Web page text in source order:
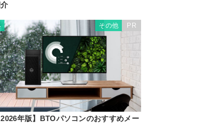
その他 PR
年版】BTOパソコンのおすすめメー